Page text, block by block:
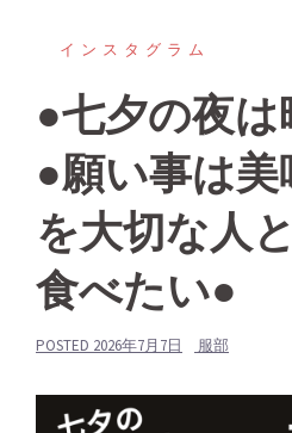
インスタグラム
●七夕の夜
●願い事は
を大切な人
食べたい●
POSTED 2026年7月7日 服部